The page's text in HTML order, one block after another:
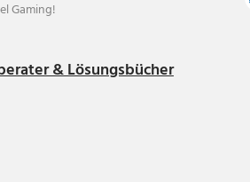
Gaming!
& Lösungsbücher